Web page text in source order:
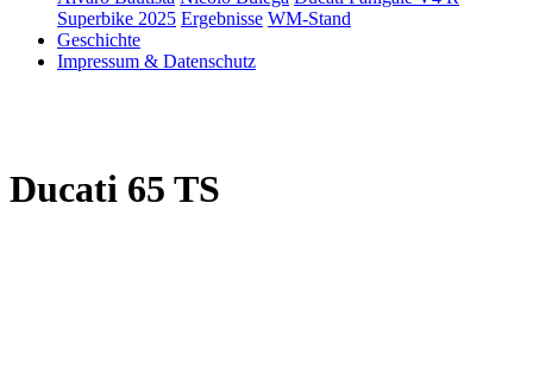
Superbike 2025 Ergebnisse WM-Stand
Geschichte
Impressum & Datenschutz
Ducati 65 TS